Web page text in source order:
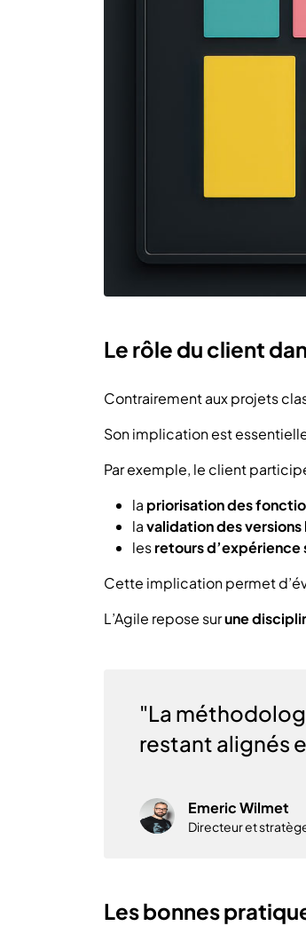
Le rôle du client
Contrairement aux projets
Son implication est
Par exemple, le client
la priorisation des
lavalidation des versions
lesretours d’expérience
Cette implication permet
L’Agile repose surune
"La
restant alignés
Emeric Wilmet
Directeur et
Les bonnes